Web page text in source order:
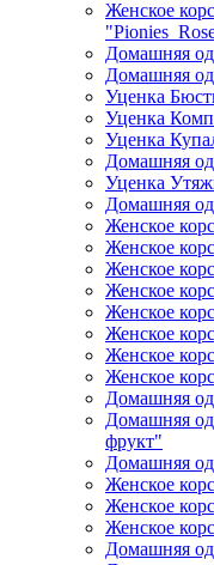
Женское
Домашняя
Домашняя
Уценка
Уценка
Уценка
Домашняя
Уценка
Домашняя
Женское
Женское
Женское
Женское
Женское
Женское
Женское
Женское
Домашняя
Домашняя
фрукт"
Домашняя
Женское
Женское
Женское
Домашняя